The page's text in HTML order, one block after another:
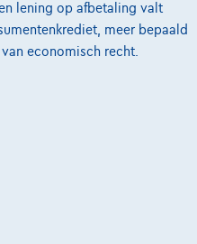
laatste
lening op afbetaling valt
meer bepaald
economisch recht.